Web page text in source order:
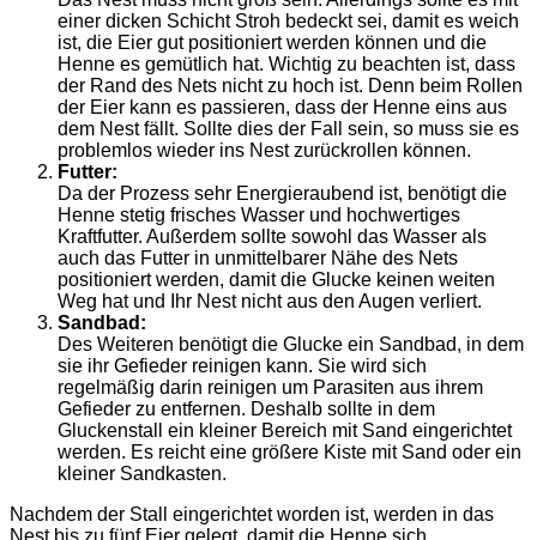
einer dicken Schicht Stroh bedeckt sei, damit es weich
ist, die Eier gut positioniert werden können und die
Henne es gemütlich hat. Wichtig zu beachten ist, dass
der Rand des Nets nicht zu hoch ist. Denn beim Rollen
der Eier kann es passieren, dass der Henne eins aus
dem Nest fällt. Sollte dies der Fall sein, so muss sie es
problemlos wieder ins Nest zurückrollen können.
Futter:
Da der Prozess sehr Energieraubend ist, benötigt die
Henne stetig frisches Wasser und hochwertiges
Kraftfutter. Außerdem sollte sowohl das Wasser als
auch das Futter in unmittelbarer Nähe des Nets
positioniert werden, damit die Glucke keinen weiten
Weg hat und Ihr Nest nicht aus den Augen verliert.
Sandbad:
Des Weiteren benötigt die Glucke ein Sandbad, in dem
sie ihr Gefieder reinigen kann. Sie wird sich
regelmäßig darin reinigen um Parasiten aus ihrem
Gefieder zu entfernen. Deshalb sollte in dem
Gluckenstall ein kleiner Bereich mit Sand eingerichtet
werden. Es reicht eine größere Kiste mit Sand oder ein
kleiner Sandkasten.
Nachdem der Stall eingerichtet worden ist, werden in das